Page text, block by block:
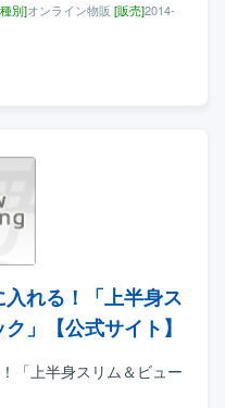
別]オンライン物販 [販売]2014-
れる！「上半身ス
」【公式サイト】
「上半身スリム＆ビュー